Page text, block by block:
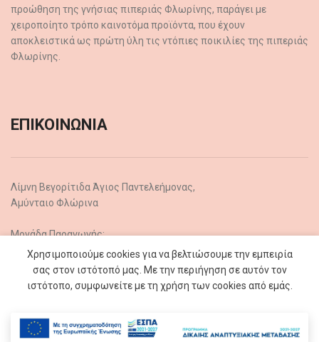
προώθηση της γνήσιας πιπεριάς Φλωρίνης, παράγει με
χειροποίητο τρόπο καινοτόμα προϊόντα, που έχουν
αποκλειστικά ως πρώτη ύλη τις ντόπιες ποικιλίες της πιπεριάς
Φλωρίνης.
ΕΠΙΚΟΙΝΩΝΙΑ
Λίμνη Βεγορίτιδα Άγιος Παντελεήμονας,
Αμύνταιο Φλώρινα
Μονάδα Παραγωγής:
+30 23860 61438
Email: piperiesflorinis@gmail.com
ΑΠΟΡΡΗΤΟ ΚΑΙ ΑΠΟΣΤΟΛΕΣ
Χρησιμοποιούμε cookies για να βελτιώσουμε την εμπειρία
σας στον ιστότοπό μας. Με την περιήγηση σε αυτόν τον
ιστότοπο, συμφωνείτε με τη χρήση των cookies από εμάς.
ΠΕΡΙΣΣΟΤΕΡΕΣ ΠΛΗΡΟΦΟΡΙΕΣ ΑΠΟΔΟΧΗ